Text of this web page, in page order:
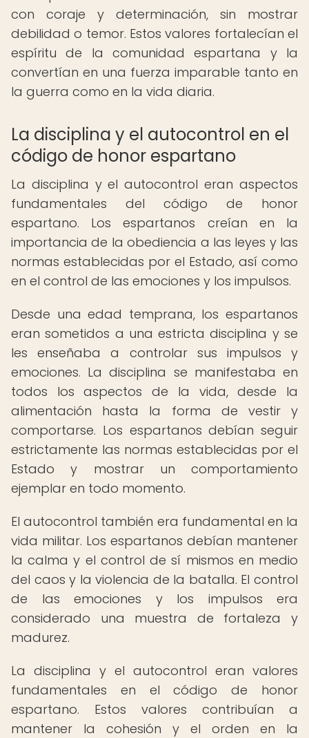
con coraje y determinación, sin mostrar
debilidad o temor. Estos valores fortalecían el
espíritu de la comunidad espartana y la
convertían en una fuerza imparable tanto en
la guerra como en la vida diaria.
La disciplina y el autocontrol en el
código de honor espartano
La disciplina y el autocontrol eran aspectos
fundamentales del código de honor
espartano. Los espartanos creían en la
importancia de la obediencia a las leyes y las
normas establecidas por el Estado, así como
en el control de las emociones y los impulsos.
Desde una edad temprana, los espartanos
eran sometidos a una estricta disciplina y se
les enseñaba a controlar sus impulsos y
emociones. La disciplina se manifestaba en
todos los aspectos de la vida, desde la
alimentación hasta la forma de vestir y
comportarse. Los espartanos debían seguir
estrictamente las normas establecidas por el
Estado y mostrar un comportamiento
ejemplar en todo momento.
El autocontrol también era fundamental en la
vida militar. Los espartanos debían mantener
la calma y el control de sí mismos en medio
del caos y la violencia de la batalla. El control
de las emociones y los impulsos era
considerado una muestra de fortaleza y
madurez.
La disciplina y el autocontrol eran valores
fundamentales en el código de honor
espartano. Estos valores contribuían a
mantener la cohesión y el orden en la